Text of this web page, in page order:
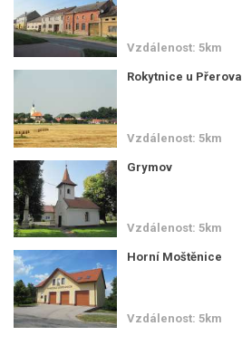
Vzdálenost: 5km
Rokytnice u Přerova
Vzdálenost: 5km
Grymov
Vzdálenost: 5km
Horní Moštěnice
Vzdálenost: 5km